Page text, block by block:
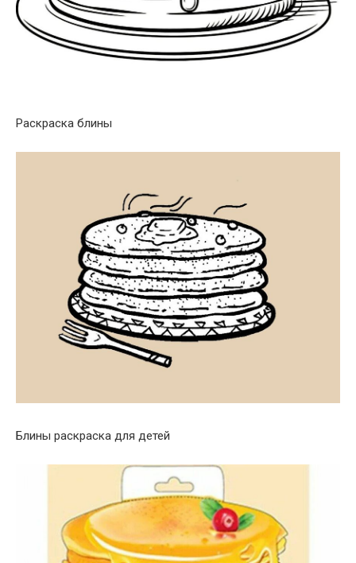
Раскраска блины
Блины раскраска для детей